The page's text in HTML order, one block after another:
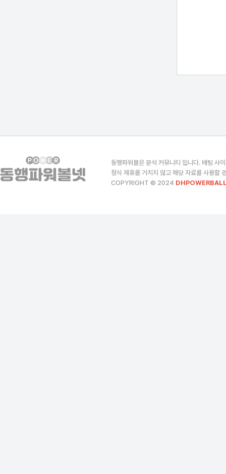
동행파워볼은 분석 커뮤니티 입니다. 배팅 사
정식 제휴를 거치지 않고 해당 자료를 사용할
COPYRIGHT © 2024